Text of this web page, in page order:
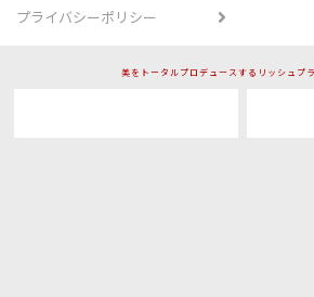
プライバシーポリシー
美をトータルプロデュースするリッシュプ